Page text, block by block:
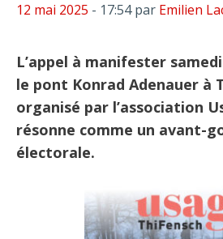
12 mai 2025 - 17:54 par Emilien
L’appel à manifester
le pont Konrad Adenauer à
organisé par l’association
résonne comme un avant-
électorale.